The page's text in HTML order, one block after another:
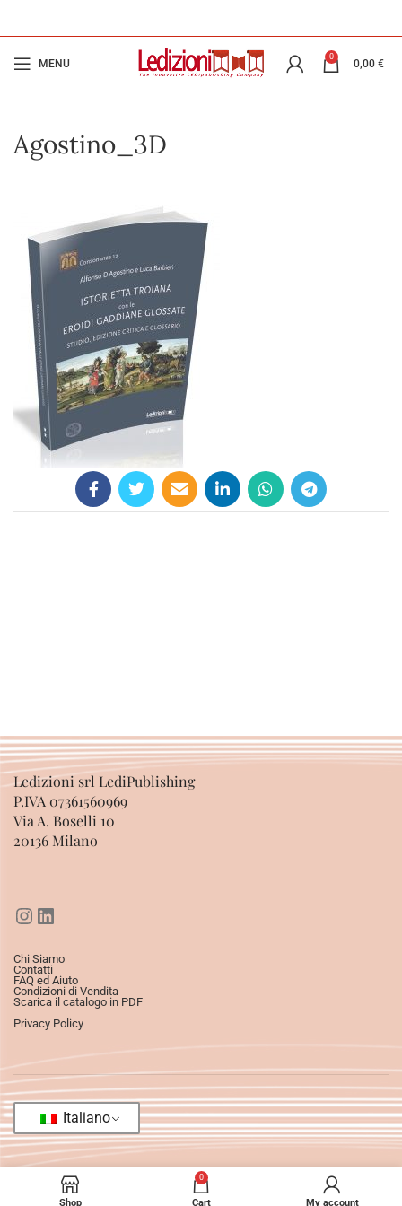
MENU
0
0,00 €
Agostino_3D
Ledizioni srl LediPublishing
P.IVA 07361560969
Via A. Boselli 10
20136 Milano
Chi Siamo
Contatti
FAQ ed Aiuto
Condizioni di Vendita
Scarica il catalogo in PDF
Privacy Policy
Italiano
Shop
0
Cart My account